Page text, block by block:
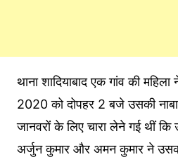
थाना शादियाबाद एक गांव की महिला
2020 को दोपहर 2 बजे उसकी
जानवरों के लिए चारा लेने गई थीं
अर्जुन कुमार और अमन कुमार ने